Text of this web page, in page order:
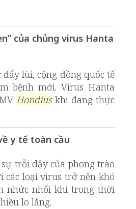
của chủng virus Hanta
lùi, cộng đồng quốc tế
bệnh mới. Virus Hanta
Hondiuskhi đang thực
y tế toàn cầu
trỗi dậy của phong trào
các loại virus trở nên khó
nhức nhối khi trong thời
lo lắng.